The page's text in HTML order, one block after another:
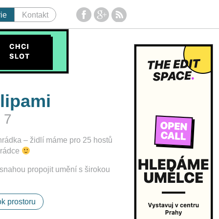
Kontakt
7
– židlí máme pro 25 hostů
propojit umění s širokou
prostoru